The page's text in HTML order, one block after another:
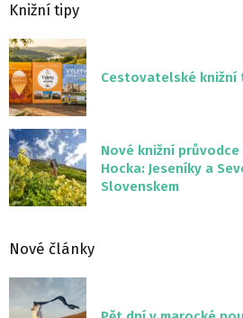
Knižní tipy
Cestovatelské
Nové knižní
Hocka: Jeseníky a
Slovenskem
Nové články